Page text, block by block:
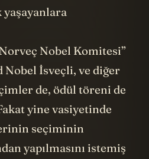
yaşayanlara
Nobel Komitesi”
Nobel İsveçli, ve diğer
de, ödül töreni de
yine vasiyetinde
seçiminin
yapılmasını istemiş